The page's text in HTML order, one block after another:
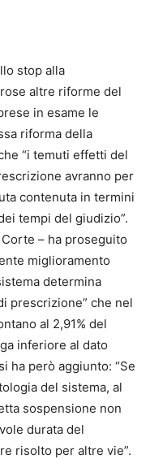
stop alla
altre riforme del
in esame le
riforma della
“i temuti effetti del
avranno per
contenuta in termini
tempi del giudizio”.
– ha proseguito
miglioramento
determina
prescrizione” che nel
al 2,91% del
inferiore al dato
ha però aggiunto: “Se
del sistema, al
sospensione non
durata del
risolto per altre vie”.